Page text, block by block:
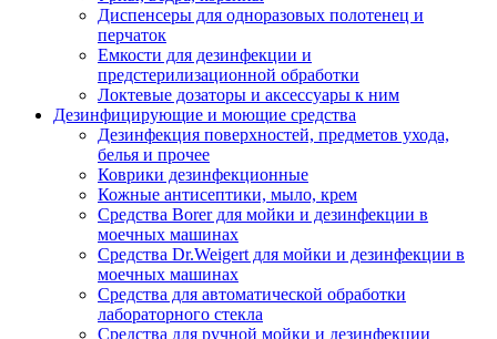
Диспенсеры для одноразовых полотенец и
перчаток
Емкости для дезинфекции и
предстерилизационной обработки
Локтевые дозаторы и аксессуары к ним
Дезинфицирующие и моющие средства
Дезинфекция поверхностей, предметов ухода,
белья и прочее
Коврики дезинфекционные
Кожные антисептики, мыло, крем
Средства Borer для мойки и дезинфекции в
моечных машинах
Средства Dr.Weigert для мойки и дезинфекции в
моечных машинах
Средства для автоматической обработки
лабораторного стекла
Средства для ручной мойки и дезинфекции